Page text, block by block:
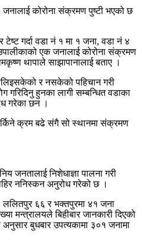
जनालाई कोरोना संक्रमण पुष्टी भएको छ
गर्दा वडा नं १ मा १ जना, वडा नं ४
एक जनालाई कोरोना संक्रमण
थापाले साझापानालाई बताए ।
र नसकेको पहिचान गरी
गरिदिनु हुनका लागी सम्बन्धित वडाका
गरेका छन ।
क्रम बढे संगै सो स्थानमा संक्रमण
जनतालाई निशेधाज्ञा पालना गरी
ननिस्कन अनुरोध गरेको छ ।
ललितपुर ६६ र भक्तपुरमा ४१ जना
मन्त्रालयले बिहीबार जानकारी दिएको
अनुसार बुधबार उपत्यकामा ३०१ जनामा